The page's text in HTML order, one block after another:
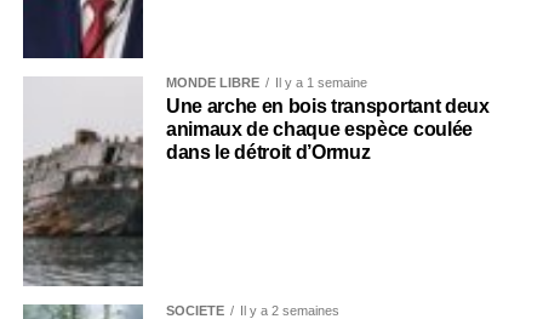
MONDE LIBRE Il y a 1 semaine
Une arche en bois transportant deux
animaux de chaque espèce coulée
dans le détroit d’Ormuz
SOCIÉTÉ Il y a 2 semaines